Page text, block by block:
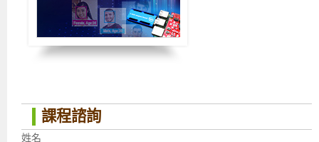
課程諮詢
姓名